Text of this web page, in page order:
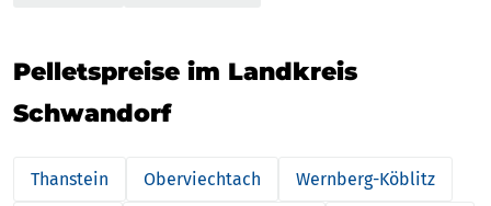
Pelletspreise im Landkreis
Schwandorf
Thanstein Oberviechtach Wernberg-Köblitz